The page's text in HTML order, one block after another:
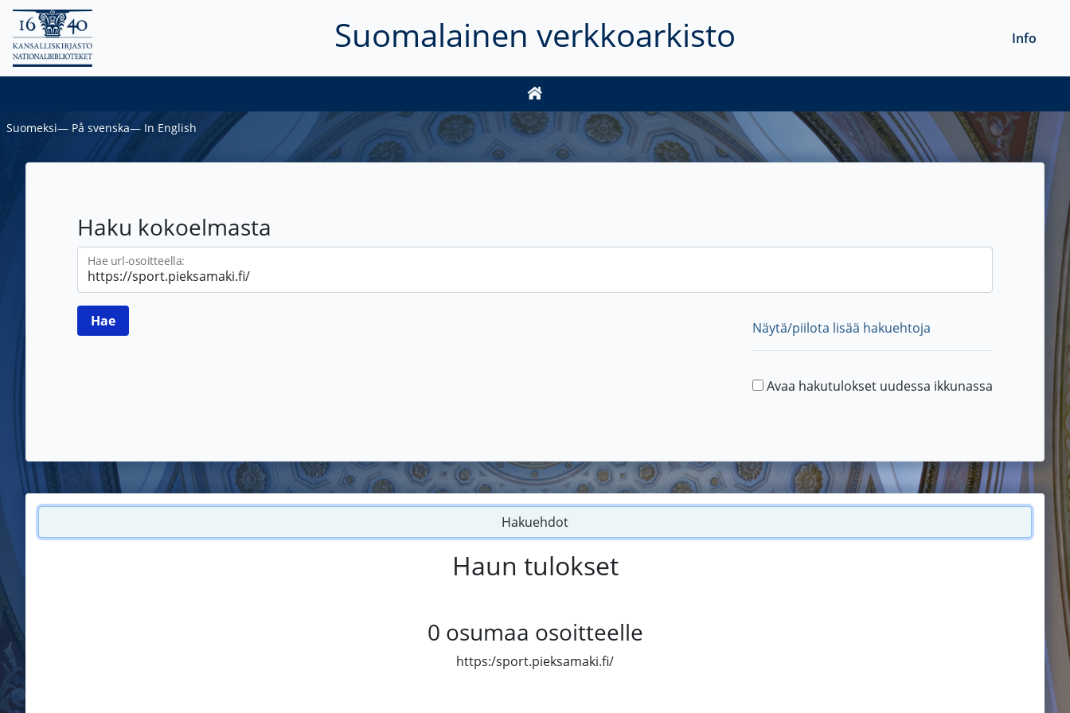
Suomalainen verkkoarkisto Info
Suomeksi― På svenska― In English
Haku kokoelmasta
Hae url-osoitteella:
Näytä/piilota lisää hakuehtoja
Avaa hakutulokset uudessa ikkunassa
Hakuehdot
Haun tulokset
0 osumaa osoitteelle
https:/sport.pieksamaki.fi/